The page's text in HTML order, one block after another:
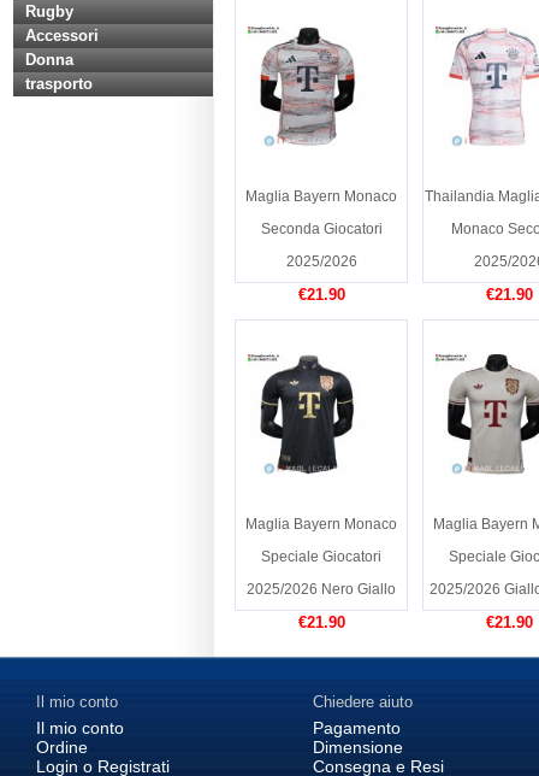
Rugby
Accessori
Donna
trasporto
Maglia Bayern Monaco
Seconda Giocatori
2025/2026
€21.90
Thailandia
Monaco
2025/
€21.90
Maglia Bayern Monaco
Speciale Giocatori
2025/2026 Nero Giallo
€21.90
Maglia Bayern
Speciale
2025/2026
€21.90
Il mio conto
Il mio conto
Ordine
Login o Registrati
Chiedere aiuto
Pagamento
Dimensione
Consegna e Resi